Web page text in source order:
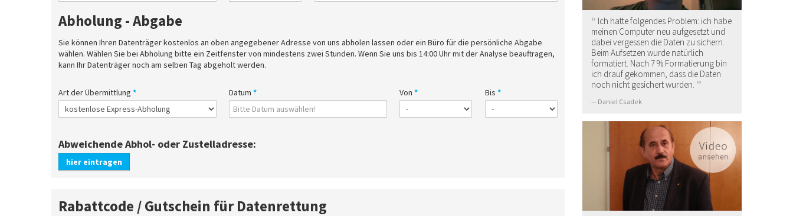
Abholung - Abgabe
Sie können Ihren Datenträger kostenlos an oben angegebener Adresse von uns abholen lassen oder ein Büro für die persönliche Abgabe
wählen. Wählen Sie bei Abholung bitte ein Zeitfenster von mindestens zwei Stunden. Wenn Sie uns bis 14:00 Uhr mit der Analyse beauftragen,
kann Ihr Datenträger noch am selben Tag abgeholt werden.
Art der Übermittlung * Datum* Von* Bis*
Abweichende Abhol- oder Zustelladresse:
hier eintragen
Rabattcode / Gutschein für Datenrettung
Ich hatte folgendes Problem: ich habe
meinen Computer neu aufgesetzt und
dabei vergessen die Daten zu sichern.
Beim Aufsetzen wurde natürlich
formatiert. Nach 7 % Formatierung bin
ich drauf gekommen, dass die Daten
noch nicht gesichert wurden.
Daniel Csadek